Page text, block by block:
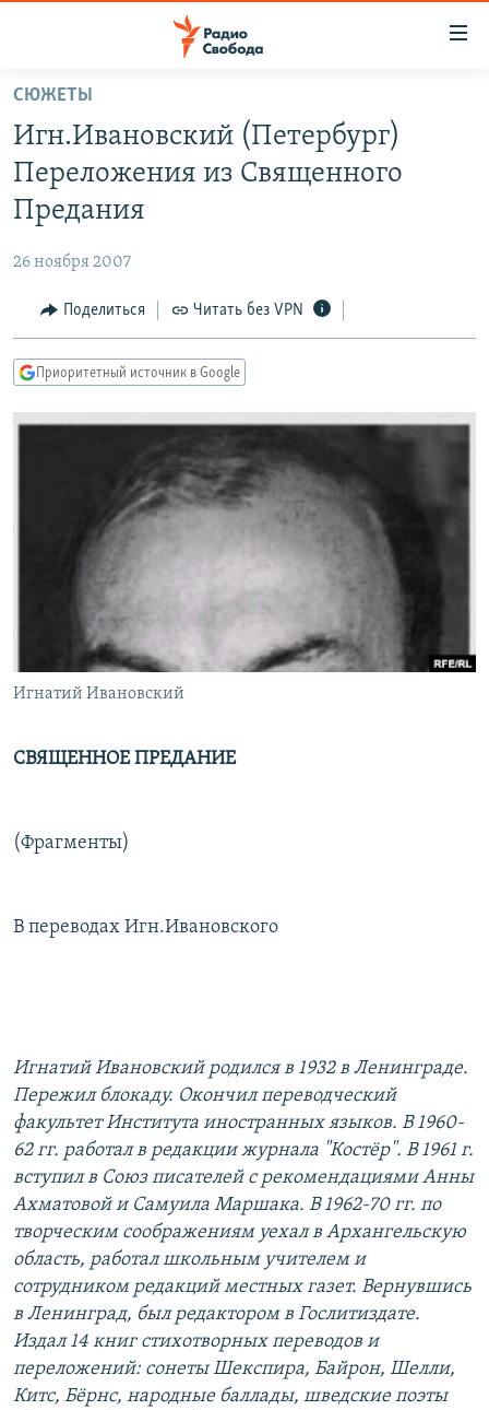
упрощенного
доступа
Вернуться
основному
Вернутся
Вернутся
АВТОРСКИЕ ПРОЕКТЫ
МНЕНИЯ
КУЛЬТУРА
КАВКАЗ.РЕАЛИИ
СЕВЕР.РЕАЛИИ
СИБИРЬ.РЕАЛИИ
РАСПИСАНИЕ ВЕЩАНИЯ
ПОДПИШИТЕСЬ НА РАССЫЛКУ
СОЦИАЛЬНЫЕ СЕТИ
Все сайты РСЕ/РС
СЮЖЕТЫ
Игн.Ивановский (Петербург)
Переложения из Священного
Предания
26 ноября 2007
Поделиться Читать без VPN
Приоритетный источник в Google
Игнатий Ивановский
СВЯЩЕННОЕ ПРЕДАНИЕ
(Фрагменты)
В переводах Игн.Ивановского
Игнатий Ивановский родился в 1932 в Ленинграде.
Пережил блокаду. Окончил переводческий
факультет Института иностранных языков. В 1960-
62 гг. работал в редакции журнала "Костёр". В 1961 г.
вступил в Союз писателей с рекомендациями Анны
Ахматовой и Самуила Маршака. В 1962-70 гг. по
творческим соображениям уехал в Архангельскую
область, работал школьным учителем и
сотрудником редакций местных газет. Вернувшись
в Ленинград, был редактором в Гослитиздате.
Издал 14 книг стихотворных переводов и
переложений: сонеты Шекспира, Байрон, Шелли,
Китс, Бёрнс, народные баллады, шведские поэты